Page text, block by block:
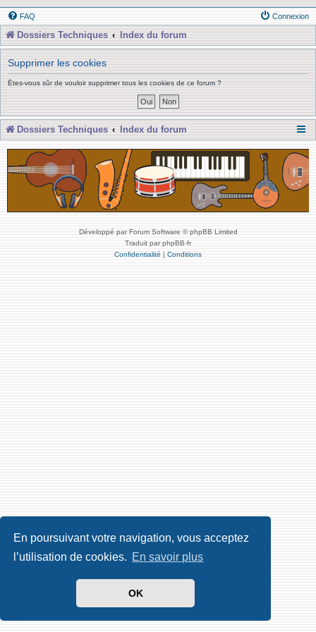
En poursuivant votre navigation, vous acceptez
l’utilisation de cookies. En savoir plus
OK
FAQ Connexion
Dossiers Techniques Index du forum
Supprimer les cookies
Êtes-vous sûr de vouloir supprimer tous les cookies de ce forum ?
Dossiers Techniques Index du forum
Développé par Forum Software © phpBB Limited
Traduit par phpBB-fr
Confidentialité | Conditions